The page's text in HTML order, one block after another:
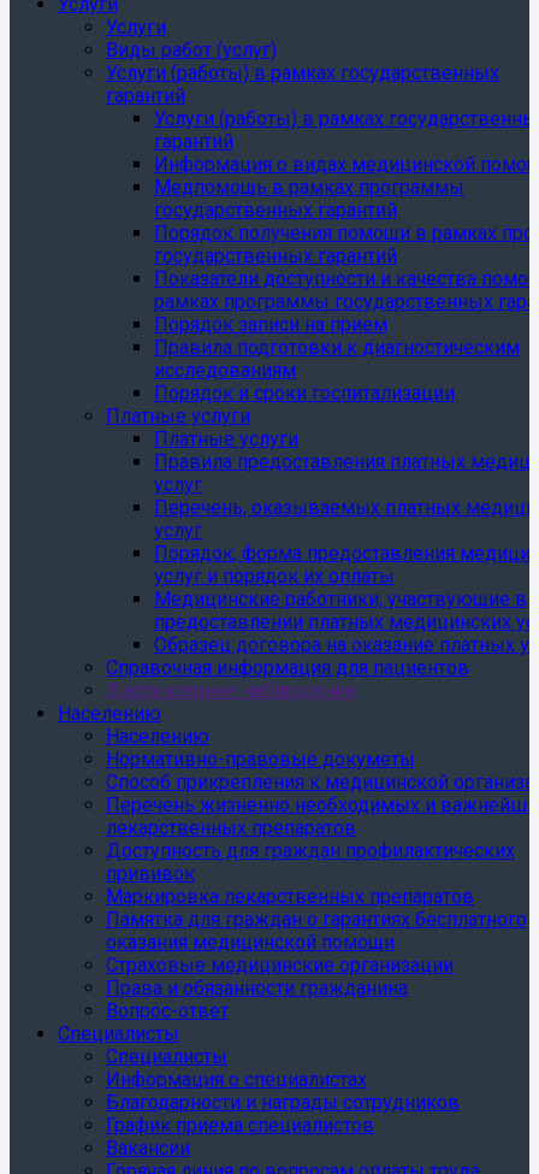
Услуги
Виды работ (услуг)
Услуги (работы) в рамках государственных
гарантий
Услуги (работы) в рамках
гарантий
Информация о видах медицинской
Медпомощь в рамках программы
государственных гарантий
Порядок получения помощи в рамках
государственных гарантий
Показатели доступности и качества
рамках программы государственных
Порядок записи на прием
Правила подготовки к диагностическим
исследованиям
Порядок и сроки госпитализации
Платные услуги
Платные услуги
Правила предоставления платных
услуг
Перечень, оказываемых платных
услуг
Порядок, форма предоставления
услуг и порядок их оплаты
Медицинские работники, участвующие в
предоставлении платных медицинских
Образец договора на оказание платных
Справочная информация для пациентов
Диспансерное наблюдение
Населению
Населению
Нормативно-правовые докуметы
Способ прикрепления к медицинской
Перечень жизненно необходимых и
лекарственных препаратов
Доступность для граждан профилактических
прививок
Маркировка лекарственных препаратов
Памятка для граждан о гарантиях бесплатного
оказания медицинской помощи
Страховые медицинские организации
Права и обязанности гражданина
Вопрос-ответ
Специалисты
Специалисты
Информация о специалистах
Благодарности и награды сотрудников
График приема специалистов
Вакансии